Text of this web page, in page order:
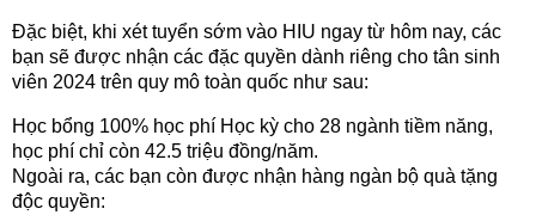
Đặc biệt, khi xét tuyển sớm vào HIU ngay từ hôm nay, các
bạn sẽ được nhận các đặc quyền dành riêng cho tân sinh
viên 2024 trên quy mô toàn quốc như sau:
Học bổng 100% học phí Học kỳ cho 28 ngành tiềm năng,
học phí chỉ còn 42.5 triệu đồng/năm.
Ngoài ra, các bạn còn được nhận hàng ngàn bộ quà tặng
độc quyền: